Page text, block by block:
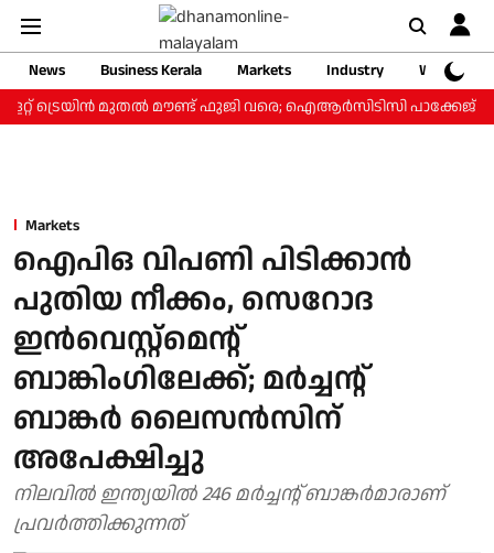
News Business Kerala Markets Industry
Web
ട്രെയിന്‍ മുതല്‍ മൗണ്ട് ഫുജി വരെ; ഐആര്‍സിടിസി പാക്കേജ്
Markets
ഐപിഒ വിപണി പിടിക്കാൻ
പുതിയ നീക്കം, സെറോദ
ഇൻവെസ്റ്റ്‌മെന്റ്
ബാങ്കിംഗിലേക്ക്; മർച്ചന്റ്
ബാങ്കർ ലൈസൻസിന്
അപേക്ഷിച്ചു
നിലവിൽ ഇന്ത്യയിൽ 246 മർച്ചന്റ് ബാങ്കർമാരാണ്
പ്രവർത്തിക്കുന്നത്